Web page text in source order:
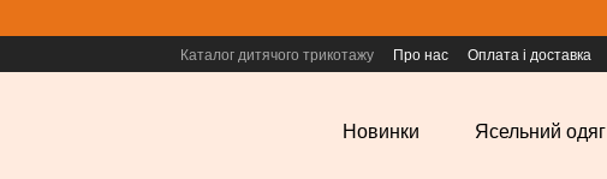
Каталог дитячого трикотажу Про нас Оплата і доставка
Новинки Ясельний одяг